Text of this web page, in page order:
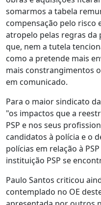
somarmos a tabela
compensação pelo risco
atropelo pelas regras da
que, nem a tutela
como a pretende mais
mais constrangimentos
em comunicado.
Para o maior sindicato
"os impactos que a
PSP e nos seus
candidatos à polícia e o
polícias em relação à
instituição PSP se
Paulo Santos criticou
contemplado no OE